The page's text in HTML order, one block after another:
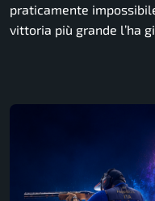
praticamente
vittoria più grande l’ha